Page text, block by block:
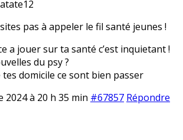
pas à appeler le fil santé jeunes !
a jouer sur ta santé c’est inquietant !
du psy ?
tes domicile ce sont bien passer
2024 à 20 h 35 min #67857 Répondre